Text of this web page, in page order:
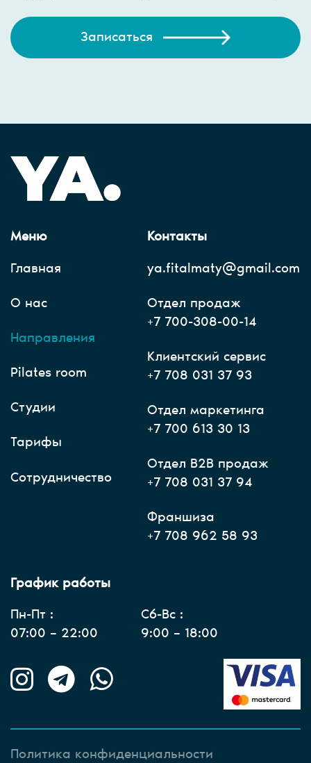
Записаться
Меню
Главная
О нас
Направления
Pilates room
Студии
Тарифы
Сотрудничество
Контакты
ya.fitalmaty@gmail.com
Отдел продаж
+7 700-308-00-14
Клиентский сервис
+7 708 031 37 93
Отдел маркетинга
+7 700 613 30 13
Отдел В2В продаж
+7 708 031 37 94
Франшиза
+7 708 962 58 93
График работы
Пн-Пт :
07:00 – 22:00
Сб-Вс :
9:00 – 18:00
Политика конфиденциальности